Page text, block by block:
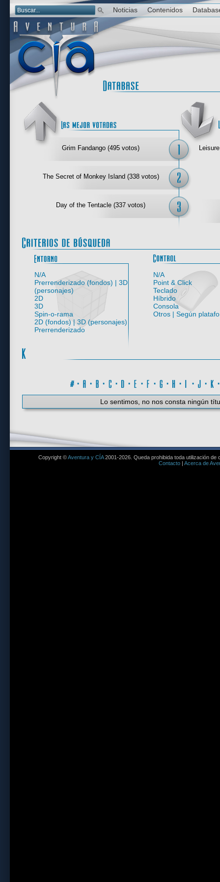
Noticias Contenidos
Las mejor
Grim Fandango (495 votos)
The Secret of Monkey Island (338 votos)
Day of the Tentacle (337 votos)
Entorno
N/A
Prerrenderizado (fondos) | 3D
(personajes)
2D
3D
Spin-o-rama
2D (fondos) | 3D (personajes)
Prerrenderizado
N/A
Point & Click
Teclado
Híbrido
Consola
Otros | Según
· · · · · · · · · ·
Lo sentimos, no nos consta ningún
Copyright ©Aventura y CÍA2001-2026. Queda prohibida toda utilización de
Contacto| Acerca de